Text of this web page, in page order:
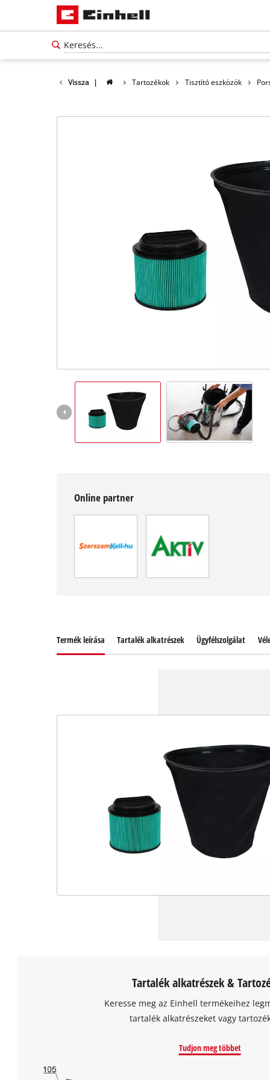
Vissza | Tartozékok Tisztító eszközök
Online partner
Termék leírása Tartalék alkatrészek Ügyfélszolgálat
Tartalék alkatrészek &
Keresse meg az Einhell termékeihez
tartalék alkatrészeket vagy
Tudjon meg többet